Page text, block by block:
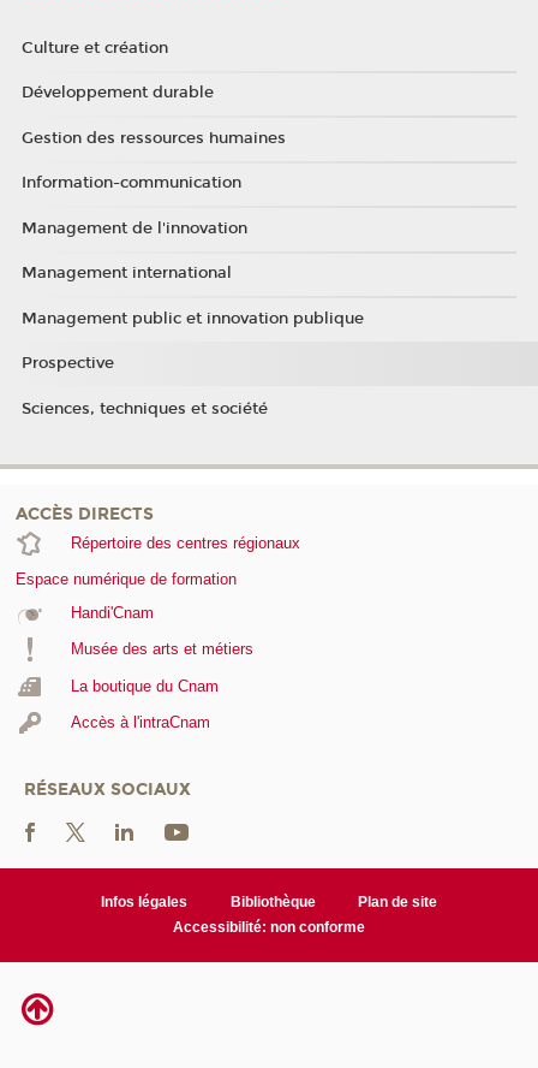
Culture et création
Développement durable
Gestion des ressources humaines
Information-communication
Management de l'innovation
Management international
Management public et innovation publique
Prospective
Sciences, techniques et société
ACCÈS DIRECTS
Répertoire des centres régionaux
Espace numérique de formation
Handi'Cnam
Musée des arts et métiers
La boutique du Cnam
Accès à l'intraCnam
RÉSEAUX SOCIAUX
Infos légales Bibliothèque
Plan de site
Accessibilité: non conforme